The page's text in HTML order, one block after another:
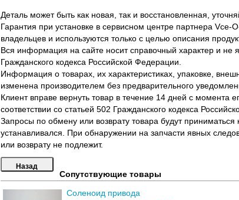
Деталь может быть как новая, так и восстановленная,
Гарантия при установке в сервисном центре партнера
владельцев и используются только с целью описания
Вся информация на сайте носит справочный характер и
Гражданского кодекса Российской Федерации.
Информация о товарах, их характеристиках, упаковке,
изменена производителем без предварительного
Клиент вправе вернуть товар в течение 14 дней с момента
соответствии со статьей 502 Гражданского кодекса
Запросы по обмену или возврату товара будут
устанавливался. При обнаружении на запчасти явных
или возврату не подлежит.
Сопутствующие товары
Соленоид привода